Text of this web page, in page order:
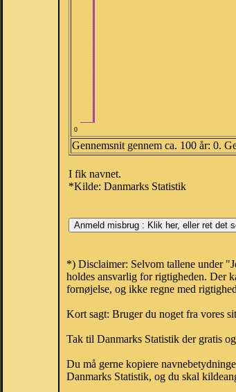
0
Gennemsnit gennem ca. 100 år: 0.
I fik navnet.
*Kilde: Danmarks Statistik
*) Disclaimer: Selvom tallene under
holdes ansvarlig for rigtigheden. Der
fornøjelse, og ikke regne med
Kort sagt: Bruger du noget fra vores
Tak til Danmarks Statistik der gratis
Du må gerne kopiere
Danmarks Statistik, og du skal